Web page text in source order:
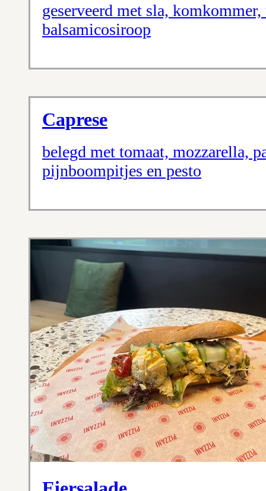
geserveerd met sla,
balsamicosiroop
Caprese
belegd met tomaat, mozzarella,
pijnboompitjes en pesto